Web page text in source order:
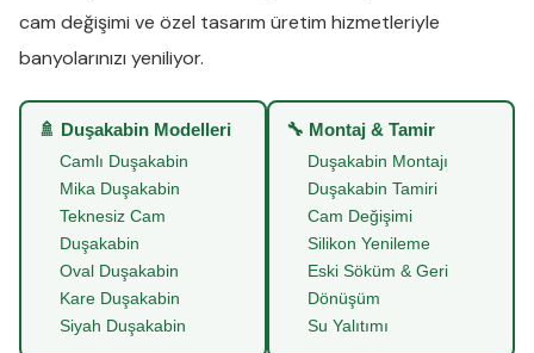
cam değişimi ve özel tasarım üretim hizmetleriyle
banyolarınızı yeniliyor.
🚿 Duşakabin Modelleri
Camlı Duşakabin
Mika Duşakabin
Teknesiz Cam
Duşakabin
Oval Duşakabin
Kare Duşakabin
Siyah Duşakabin
🔧 Montaj & Tamir
Duşakabin Montajı
Duşakabin Tamiri
Cam Değişimi
Silikon Yenileme
Eski Söküm & Geri
Dönüşüm
Su Yalıtımı